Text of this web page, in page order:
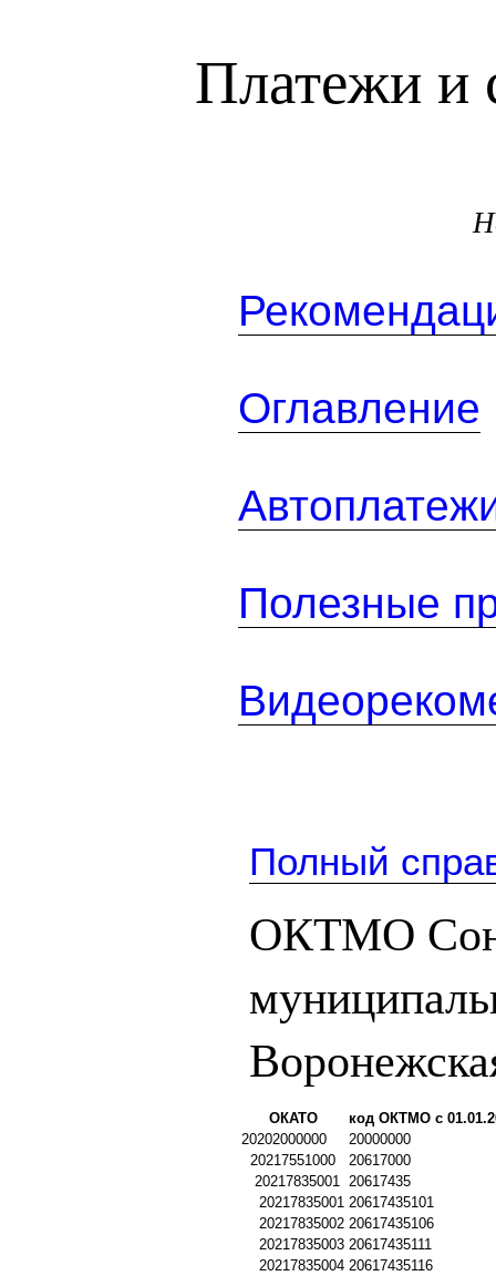
Платежи и
Оглавление
Полезные
Полный
ОКТМО
ОКАТО
код ОКТМО с
20202000000
20000000
20217551000
20617000
20217835001 20617435
20217835001 20617435101
20217835002 20617435106
20217835003 20617435111
20217835004 20617435116